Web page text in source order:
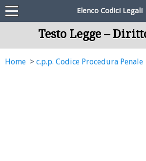
Elenco Codici Legali
Testo Legge –
Home c.p.p. Codice Procedura Penale